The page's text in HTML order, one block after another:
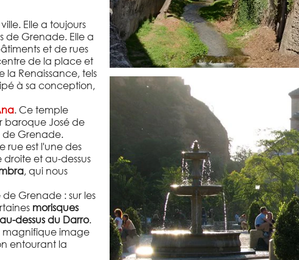
Elle a toujours
de Grenade. Elle a
et de rues
de la place et
la Renaissance, tels
à sa conception,
. Ce temple
baroque José de
de Grenade.
rue est l'une des
droite et au-dessus
, qui nous
Grenade : sur les
morisques
dessus du Darro.
magnifique image
entourant la